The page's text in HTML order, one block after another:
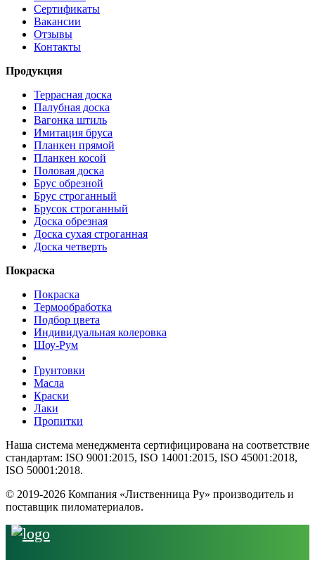
Сертификаты
Вакансии
Отзывы
Контакты
Продукция
Террасная доска
Палубная доска
Вагонка штиль
Имитация бруса
Планкен прямой
Планкен косой
Половая доска
Брус обрезной
Брус строганный
Брусок строганный
Доска обрезная
Доска сухая строганная
Доска четверть
Покраска
Покраска
Термообработка
Подбор цвета
Индивидуальная колеровка
Шоу-Рум
Грунтовки
Масла
Краски
Лаки
Пропитки
Наша система менеджмента сертифицирована на соответствие
стандартам: ISO 9001:2015, ISO 14001:2015, ISO 45001:2018,
ISO 50001:2018.
© 2019-2026 Компания «Лиственница Ру» производитель и
поставщик пиломатериалов.